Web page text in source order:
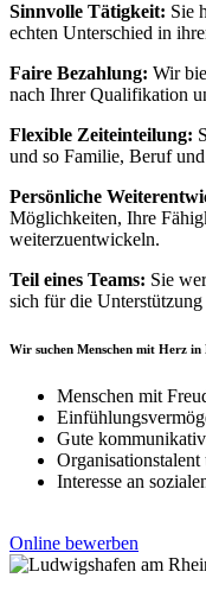
Sinnvolle Tätigkeit: Sie
echten Unterschied in
Faire Bezahlung: Wir
nach Ihrer Qualifikation
Flexible Zeiteinteilung:
und so Familie, Beruf
Persönliche
Möglichkeiten, Ihre
weiterzuentwickeln.
Teil eines Teams: Sie
sich für die
Wir suchen Menschen mit Herz
Menschen mit
Gute
Interesse an
Online bewerben